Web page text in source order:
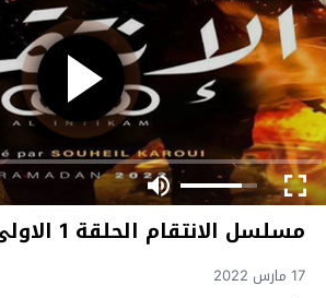
مسلسل الانتقام الحلقة 1 الاولى
17 مارس 2022